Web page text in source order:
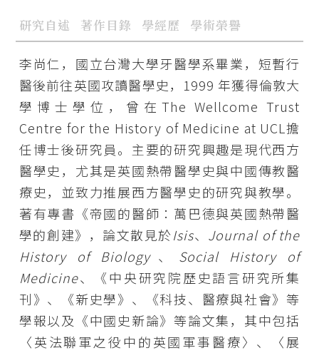
研究自述 著作目錄 學經歷 學術榮譽
李尚仁，國立台灣大學牙醫學系畢業，短暫行
醫後前往英國攻讀醫學史，1999 年獲得倫敦大
學博士學位，曾在The Wellcome Trust
Centre for the History of Medicine at UCL擔
任博士後研究員。主要的研究興趣是現代西方
醫學史，尤其是英國熱帶醫學史與中國傳教醫
療史，並致力推展西方醫學史的研究與教學。
著有專書《帝國的醫師：萬巴德與英國熱帶醫
學的創建》，論文散見於Isis、 Journal of the
History of Biology、 Social History of
Medicine、《中央研究院歷史語言研究所集
刊》、《新史學》、《科技、醫療與社會》等
學報以及《中國史新論》等論文集，其中包括
〈英法聯軍之役中的英國軍事醫療〉、〈展